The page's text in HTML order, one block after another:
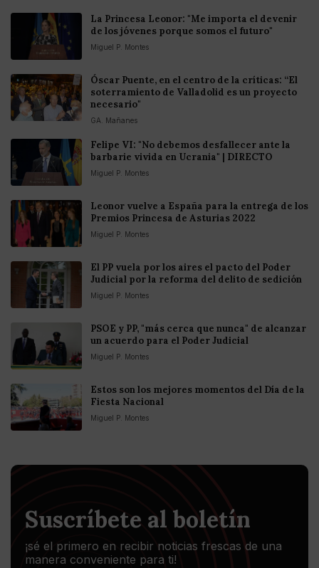
La Princesa Leonor: "Me importa el devenir
de los jóvenes porque somos el futuro"
Miguel P. Montes
Óscar Puente, en el centro de la críticas: “El
soterramiento de Valladolid es un proyecto
necesario"
GA. Mañanes
Felipe VI: "No debemos desfallecer ante la
barbarie vivida en Ucrania" | DIRECTO
Miguel P. Montes
Leonor vuelve a España para la entrega de los
Premios Princesa de Asturias 2022
Miguel P. Montes
El PP vuela por los aires el pacto del Poder
Judicial por la reforma del delito de sedición
Miguel P. Montes
PSOE y PP, "más cerca que nunca" de alcanzar
un acuerdo para el Poder Judicial
Miguel P. Montes
Estos son los mejores momentos del Día de la
Fiesta Nacional
Miguel P. Montes
Suscríbete al boletín
¡sé el primero en recibir noticias frescas de una
manera conveniente para ti!